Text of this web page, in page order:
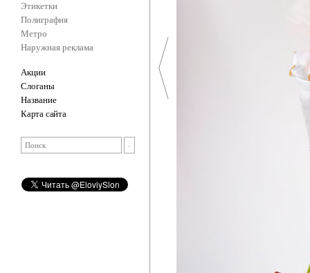
Этикетки
Полиграфия
Метро
Наружная реклама
Акции
Слоганы
Название
Карта сайта